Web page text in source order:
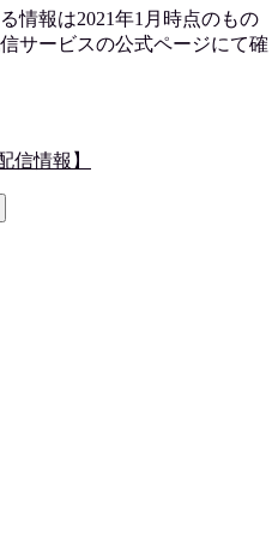
情報は2021年1月時点のもの
サービスの公式ページにて確
信情報】